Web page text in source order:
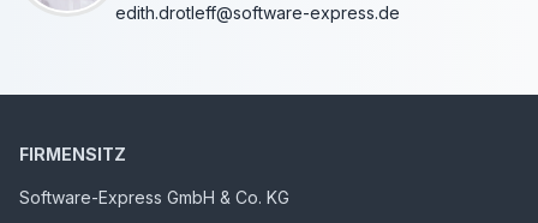
edith.drotleff@software-express.de
FIRMENSITZ
Software-Express GmbH & Co. KG